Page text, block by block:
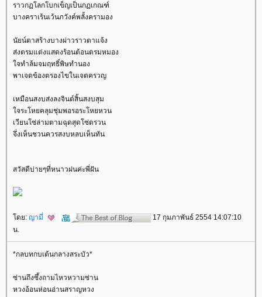
ราวกฏโลกโบกเข็ญเป็นกฏเกณฑ์
บางคราเร้นเว้นภวังค์พลั้งครามอง
นัยน์ตาสร้างบางผ่าวราวตาแจ้ง
ส่งตรมแต่งแสดงร้อนต้อนตรมหมอง
จทำล้มจมฤทธิ์พิษทำนอง
พาเจตข้องตรองไขในเจตครวญ
เหมือนสงบส่งลงจินต์สิ้นสงบสุม
จระโหยคลุมชุ่มพอรอระโหยหวน
เวียนโซ่ล่ามตามฉุดสุดโซ่ตรวน
จึ่งเห็นชวนควรสงบหลบเห็นทัน
สวัสดีบ่ายๆที่หนาวฝนค่ะพี่ฝัน
ดย: ญามี่
17 กุมภาพันธ์ 2554 14:07:10
น.
*กลบทกบเต้นกลางสระบัว*
ซ่านถึงซึ้งถามไหวหวามซ่าน
หวงอ้อนห่อนอ่านสราญหวง